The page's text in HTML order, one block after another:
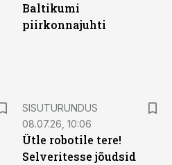
Baltikumi
piirkonnajuhti
SISUTURUNDUS
08.07.26, 10:06
Ütle robotile tere!
Selveritesse jõudsid